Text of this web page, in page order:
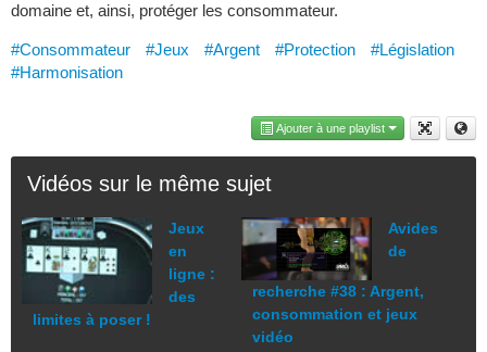
domaine et, ainsi, protéger les consommateur.
#Consommateur #Jeux #Argent #Protection
#Législation
#Harmonisation
Ajouter à une playlist
Vidéos sur le même sujet
Jeux
en
ligne :
des
limites à poser !
Avides
de
recherche #38 : Argent,
consommation et jeux
vidéo